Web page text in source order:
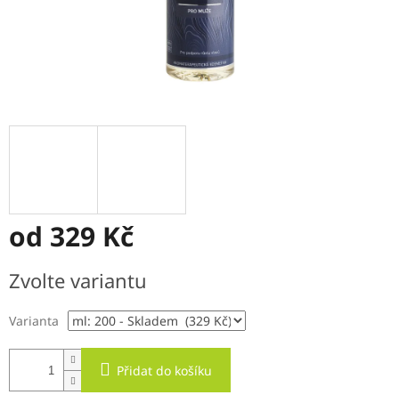
od 329 Kč
cena:
Zvolte variantu
Varianta
Přidat do košíku